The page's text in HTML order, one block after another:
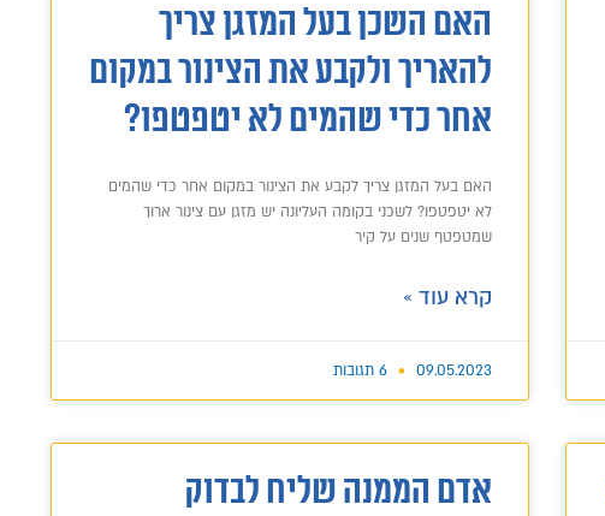
האם השכן בעל המזגן צריך
להאריך ולקבע את הצינור במקום
אחר כדי שהמים לא יטפטפו?
האם בעל המזגן צריך לקבע את הצינור במקום אחר כדי שהמים
לא יטפטפו? לשכני בקומה העליונה יש מזגן עם צינור ארוך
שמטפטף שנים על קיר
קרא עוד »
09.05.2023
אדם הממנה שליח לבדוק